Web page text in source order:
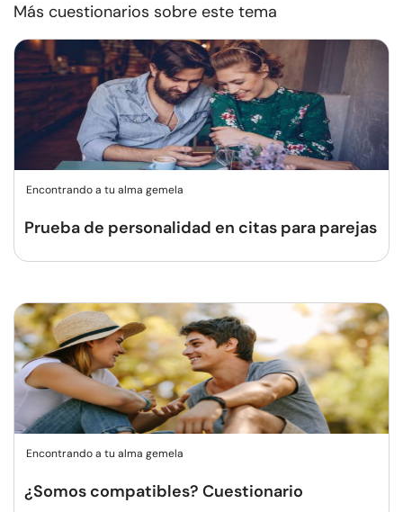
Más cuestionarios sobre este tema
Encontrando a tu alma gemela
Prueba de personalidad en citas para parejas
Encontrando a tu alma gemela
¿Somos compatibles? Cuestionario